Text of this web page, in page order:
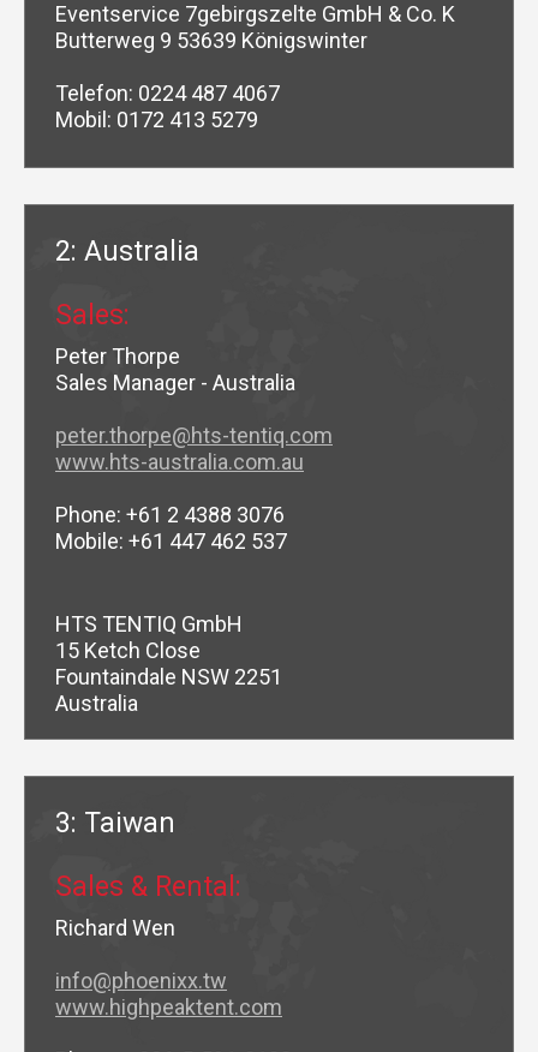
Eventservice 7gebirgszelte GmbH & Co. K
Butterweg 9 53639 Königswinter
Telefon: 0224 487 4067
Mobil: 0172 413 5279
2: Australia
Sales:
Peter Thorpe
Sales Manager - Australia
peter.thorpe@hts-tentiq.com
www.hts-australia.com.au
Phone: +61 2 4388 3076
Mobile: +61 447 462 537
HTS TENTIQ GmbH
15 Ketch Close
Fountaindale NSW 2251
Australia
3: Taiwan
Sales & Rental:
Richard Wen
info@phoenixx.tw
www.highpeaktent.com